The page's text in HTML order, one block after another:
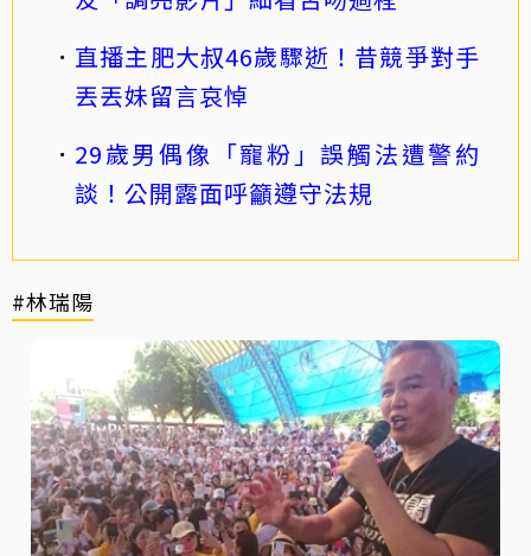
直播主肥大叔46歲驟逝！昔競爭對手
丟丟妹留言哀悼
29歲男偶像「寵粉」誤觸法遭警約
談！公開露面呼籲遵守法規
#林瑞陽